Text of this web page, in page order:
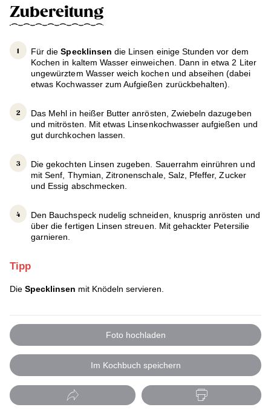
Zubereitung
Für dieSpecklinsen die Linsen einige Stunden vor dem
Kochen in kaltem Wasser einweichen. Dann in etwa 2 Liter
ungewürztem Wasser weich kochen und abseihen (dabei
etwas Kochwasser zum Aufgießen zurückbehalten).
Das Mehl in heißer Butter anrösten, Zwiebeln dazugeben
und mitrösten. Mit etwas Linsenkochwasser aufgießen und
gut durchkochen lassen.
Die gekochten Linsen zugeben. Sauerrahm einrühren und
mit Senf, Thymian, Zitronenschale, Salz, Pfeffer, Zucker
und Essig abschmecken.
Den Bauchspeck nudelig schneiden, knusprig anrösten und
über die fertigen Linsen streuen. Mit gehackter Petersilie
garnieren.
Tipp
Die Specklinsen mit Knödeln servieren.
Foto hochladen
Im Kochbuch speichern